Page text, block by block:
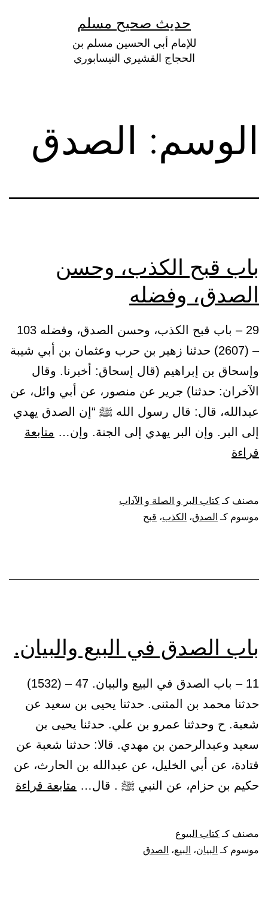
حديث صحيح مسلم
للإمام أبي الحسين مسلم بن
الحجاج القشيري النيسابوري
الوسم: الصدق
باب قبح الكذب، وحسن
الصدق، وفضله
29 – باب قبح الكذب، وحسن الصدق، وفضله 103
– (2607) حدثنا زهير بن حرب وعثمان بن أبي شيبة
وإسحاق بن إبراهيم (قال إسحاق: أخبرنا. وقال
الآخران: حدثنا) جرير عن منصور، عن أبي وائل، عن
عبدالله، قال: قال رسول الله ﷺ “إن الصدق يهدي
إلى البر. وإن البر يهدي إلى الجنة. وإن… متابعة
قراءة
الكذب،
وحسن
مصنف كـكتاب البر و الصلة و الآداب
موسوم كـ الصدق، الكذب، قبح
باب الصدق في البيع والبيان.
11 – باب الصدق في البيع والبيان. 47 – (1532)
حدثنا محمد بن المثنى. حدثنا يحيى بن سعيد عن
شعبة. ح وحدثنا عمرو بن علي. حدثنا يحيى بن
سعيد وعبدالرحمن بن مهدي. قالا: حدثنا شعبة عن
قتادة، عن أبي الخليل، عن عبدالله بن الحارث، عن
حكيم بن حزام، عن النبي ﷺ . قال… متابعة قراءة
مصنف كـكتاب البيوع
موسوم كـ البيان، البيع، الصدق